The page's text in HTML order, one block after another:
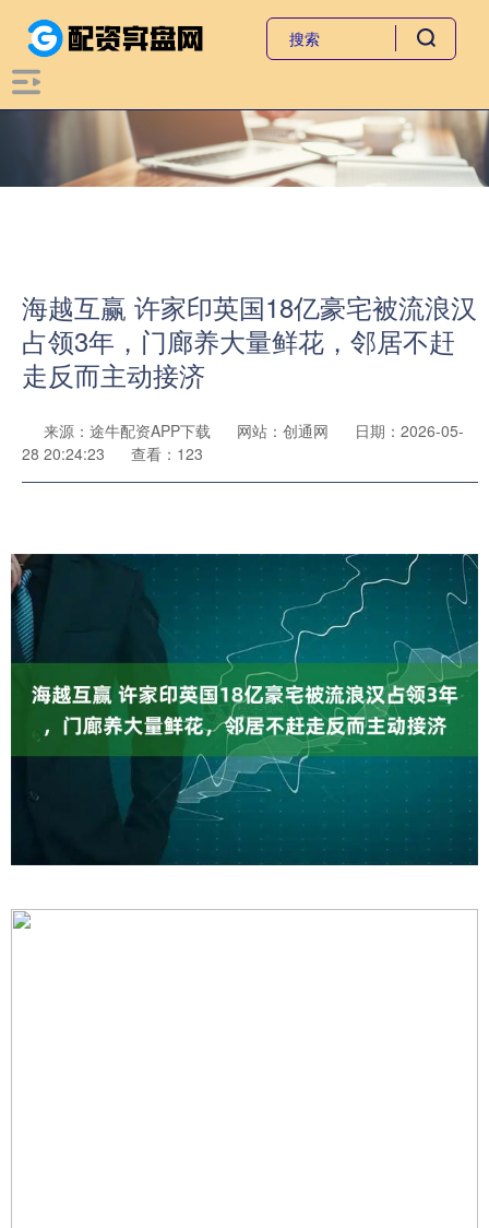
海越互赢 许家印英国18亿豪宅被流浪汉
占领3年，门廊养大量鲜花，邻居不赶
走反而主动接济
来源：途牛配资APP下载 网站：创通网
日期：2026-05-
28 20:24:23
查看：123